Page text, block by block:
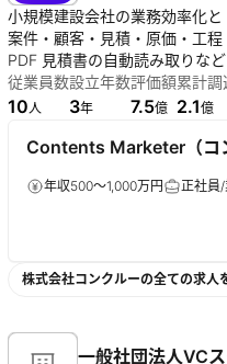
小規模建設会社の業務効率化
案件・顧客・見積・原価・工
PDF 見積書の自動読み取りな
ル操作と導入しやすい価格設
ビジョンのもと、建設業界の
従業員数
10人
設立年数
3年
評価額
7.5億
累計調
2.1億
Contents Marketer（コ
年収500～1,000万円 正社員
株式会社コンクルーの全ての求人
一般社団法人VC